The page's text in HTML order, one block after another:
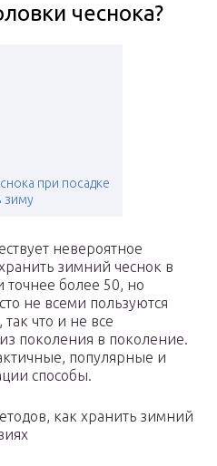
чеснока?
при посадке
зиму
невероятное
зимний чеснок в
точнее более 50, но
не всеми пользуются
что и не все
поколения в поколение.
популярные и
способы.
как хранить зимний